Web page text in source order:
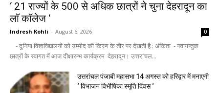
‘ 21 राज्यों के 500 से अधिक छात्रों ने चुना देहरादून का
लाॅ काॅलेज ‘
Indresh Kohli - August 6, 2026 0
- दुनिया विश्वविद्यालयों को उम्मीद की किरण के तौर पर देखती है : अंकिता - नवागन्तुक
छात्रों के स्वागत में आज दीक्षारम्भ कार्यक्रम देहरादून। उत्तरांचल...
उत्तरांचल पंजाबी महासभा 14 अगस्त को हरिद्वार में मनाएगी
‘ विभाजन विभीषिका स्मृति दिवस ‘